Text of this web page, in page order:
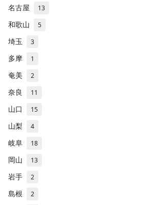
名古屋 13
和歌山 5
埼玉 3
多摩 1
奄美 2
奈良 11
山口 15
山梨 4
岐阜 18
岡山 13
岩手 2
島根 2